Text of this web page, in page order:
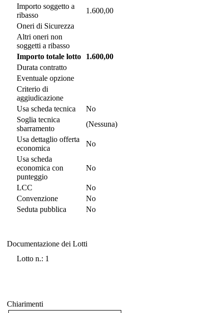
Importo soggetto a
ribasso
1.600,00
Oneri di Sicurezza
Altri oneri non
soggetti a ribasso
Importo totale lotto
1.600,00
Durata contratto
Eventuale opzione
Criterio di
aggiudicazione
Usa scheda tecnica
No
Soglia tecnica
sbarramento
(Nessuna)
Usa dettaglio offerta
economica
No
Usa scheda
economica con
punteggio
No
LCC
No
Convenzione
No
Seduta pubblica
No
Documentazione dei Lotti
Lotto n.: 1
Chiarimenti